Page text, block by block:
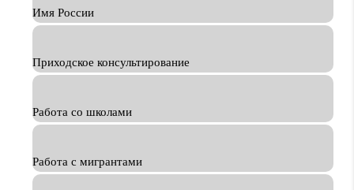
Имя России
Приходское консультирование
Работа со школами
Работа с мигрантами